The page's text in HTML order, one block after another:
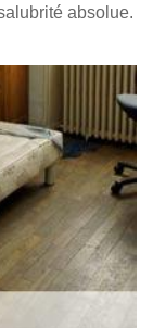
absolue.